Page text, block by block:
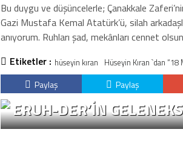
Bu duygu ve düşüncelerle; Çanakkale
Gazi Mustafa Kemal Atatürk’ü, silah
anıyorum. Ruhları şad, mekânları cennet
Etiketler : hüseyin kıran Hüseyin Kıran `dan “18
Paylaş Paylaş
ERUH-DER’IN